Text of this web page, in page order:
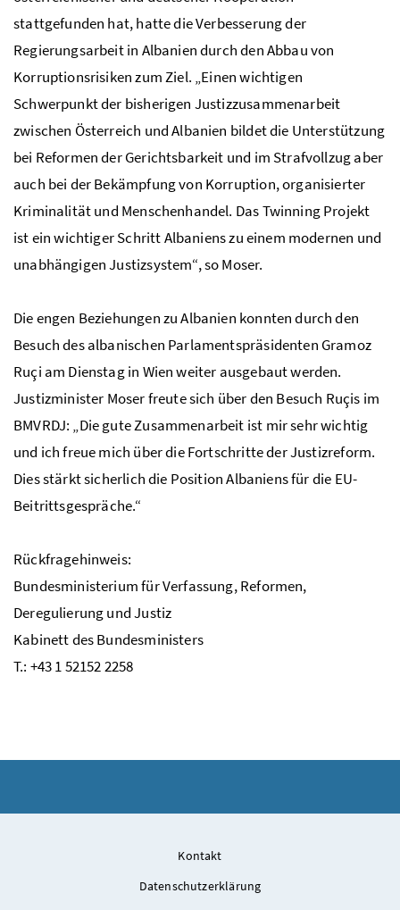
stattgefunden hat, hatte die Verbesserung der
Regierungsarbeit in Albanien durch den Abbau von
Korruptionsrisiken zum Ziel. „Einen wichtigen
Schwerpunkt der bisherigen Justizzusammenarbeit
zwischen Österreich und Albanien bildet die Unterstützung
bei Reformen der Gerichtsbarkeit und im Strafvollzug aber
auch bei der Bekämpfung von Korruption, organisierter
Kriminalität und Menschenhandel. Das Twinning Projekt
ist ein wichtiger Schritt Albaniens zu einem modernen und
unabhängigen Justizsystem“, so Moser.
Die engen Beziehungen zu Albanien konnten durch den
Besuch des albanischen Parlamentspräsidenten Gramoz
Ruçi am Dienstag in Wien weiter ausgebaut werden.
Justizminister Moser freute sich über den Besuch Ruçis im
BMVRDJ: „Die gute Zusammenarbeit ist mir sehr wichtig
und ich freue mich über die Fortschritte der Justizreform.
Dies stärkt sicherlich die Position Albaniens für die EU-
Beitrittsgespräche.“
Rückfragehinweis:
Bundesministerium für Verfassung, Reformen,
Deregulierung und Justiz
Kabinett des Bundesministers
T.: +43 1 52152 2258
Kontakt
Datenschutzerklärung